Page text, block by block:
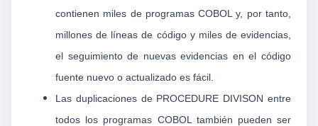
contienen miles de programas COBOL y, por tanto,
millones de líneas de código y miles de evidencias,
el seguimiento de nuevas evidencias en el código
fuente nuevo o actualizado es fácil.
Las duplicaciones de PROCEDURE DIVISON entre
todos los programas COBOL también pueden ser